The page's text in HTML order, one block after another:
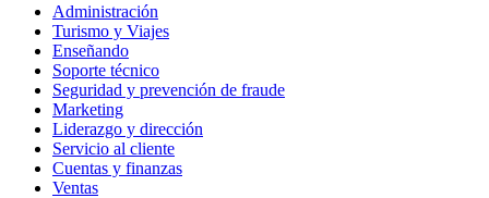
Administración
Turismo y Viajes
Enseñando
Soporte técnico
Seguridad y prevención de fraude
Marketing
Liderazgo y dirección
Servicio al cliente
Cuentas y finanzas
Ventas